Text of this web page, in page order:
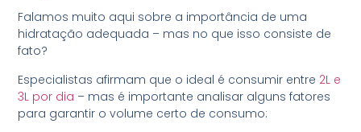
Falamos muito aqui sobre a importância de uma
hidratação adequada – mas no que isso consiste de
fato?
Especialistas afirmam que o ideal é consumir entre 2L e
3L por dia – mas é importante analisar alguns fatores
para garantir o volume certo de consumo: